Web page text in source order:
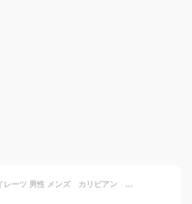
ハロウィン 衣装 パイレーツ 男性 メンズ カリビアン 男海賊 海賊 コスチューム 仮装 変装 コスプレ衣装 パーティー ステージ 舞台演出服 変身 イベント ハロウィン仮装 パーティーグッズ